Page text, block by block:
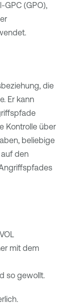
GPC (GPO),
die
Er kann
Kontrolle über
beliebige
den
mit dem
so gewollt.